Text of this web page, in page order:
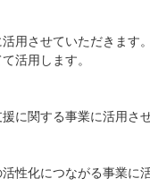
用させていただきます
活用します。
に関する事業に活用さ
性化につながる事業に